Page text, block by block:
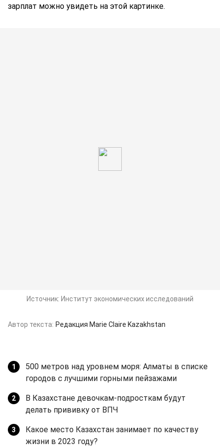
зарплат можно увидеть на этой картинке.
Источник: Институт экономических исследований
Автор текста: Редакция Marie Claire Kazakhstan
500 метров над уровнем моря: Алматы в списке
городов с лучшими горными пейзажами
В Казахстане девочкам-подросткам будут
делать прививку от ВПЧ
Какое место Казахстан занимает по качеству
жизни в 2023 году?